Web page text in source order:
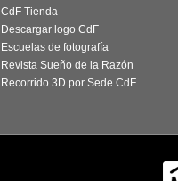
CdF Tienda
Descargar logo CdF
Escuelas de fotografía
Revista Sueño de la Razón
Recorrido 3D por Sede CdF